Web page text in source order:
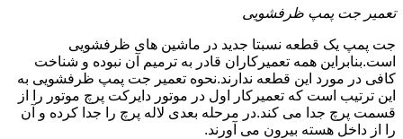
تعمیر جت پمپ ظرفشویی
جت پمپ یک قطعه نسبتا جدید در ماشین های ظرفشویی
است.بنابراین همه تعمیرکاران قادر به ترمیم آن نبوده و شناخت
کافی در مورد این قطعه ندارند.نحوه تعمیر جت پمپ ظرفشویی به
این ترتیب است که تعمیرکار اول در موتور دایرکت پرچ موتور را از
قسمت پرچ جدا می کند.در مرحله بعدی لاله پرچ را جدا کرده و آن
را از داخل هسته بیرون می آورند.